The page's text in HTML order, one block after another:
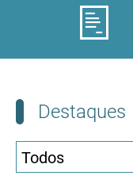
Destaques
Todos